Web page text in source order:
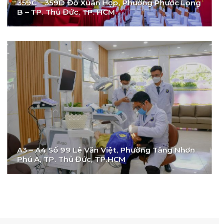
359C – 359D Đỗ Xuân Hợp, Phường Phước Long
B – TP. Thủ Đức, TP. HCM
A3 – A4 Số 99 Lê Văn Việt, Phường Tăng Nhơn
Phú A, TP. Thủ Đức, TP.HCM